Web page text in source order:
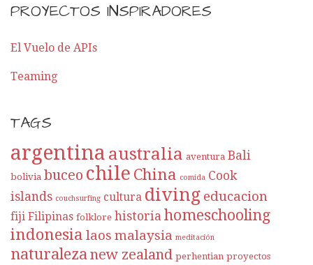
n
t
r
a
d
a
PROYECTOS INSPIRADORES
El Vuelo de APIs
Teaming
TAGS
argentina australia aventura Bali
bolivia buceo chile China comida Cook
islands couchsurfing cultura diving educacion
fiji Filipinas folklore historia homeschooling
indonesia laos malaysia meditación
naturalezanew zealand perhentian proyectos